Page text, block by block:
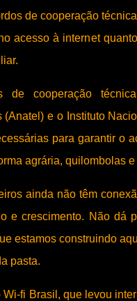
de cooperação
acesso à internet
de cooperação
(Anatel) e o Instituto
para garantir o
agrária, quilombolas
ainda não têm
e crescimento. Não dá
estamos construindo
pasta.
Wi-fi Brasil, que levou